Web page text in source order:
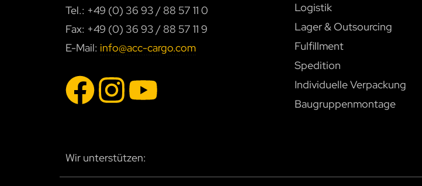
Tel.: +49 (0) 36 93 / 88 57 11 0
Fax: +49 (0) 36 93 / 88 57 11 9
E-Mail: info@acc-cargo.com
Logistik
Lager & Outsourcing
Fulfillment
Spedition
Individuelle Verpackung
Baugruppenmontage
Wir unterstützen: